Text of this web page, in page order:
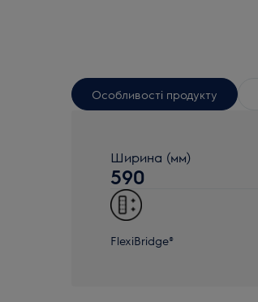
Особливості продукту
Ширина (мм)
590
FlexiBridge®